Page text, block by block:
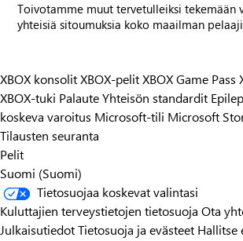
Toivotamme muut tervetulleiksi tekemään
yhteisiä sitoumuksia koko maailman
XBOX konsolitXBOX-pelitXBOX Game Pass
XBOX-tuki PalauteYhteisön standardit
koskeva varoitus Microsoft-tili Microsoft
Tilausten seuranta
Pelit
Suomi (Suomi)
Tietosuojaa koskevat valintasi
Kuluttajien terveystietojen tietosuoja Ota
JulkaisutiedotTietosuoja ja evästeet Hallitse